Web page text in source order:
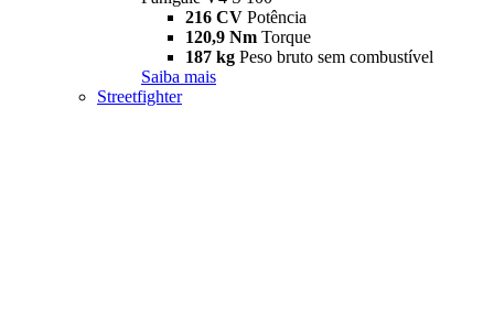
216 CV Potência
120,9 Nm Torque
187 kg Peso bruto sem combustível
Saiba mais
Streetfighter